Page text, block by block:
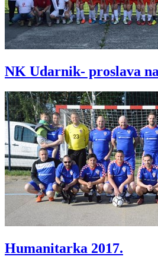
NK Udarnik- proslava
Humanitarka 2017.